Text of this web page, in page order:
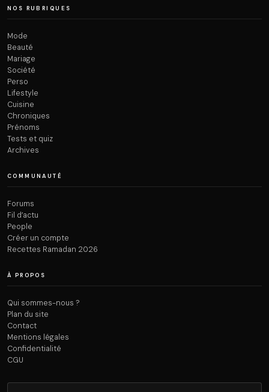
NOS RUBRIQUES
Mode
Beauté
Mariage
Société
Perso
Lifestyle
Cuisine
Chroniques
Prénoms
Tests et quiz
Archives
COMMUNAUTÉ
Forums
Fil d’actu
People
Créer un compte
Recettes Ramadan 2026
À PROPOS
Qui sommes-nous ?
Plan du site
Contact
Mentions légales
Confidentialité
CGU